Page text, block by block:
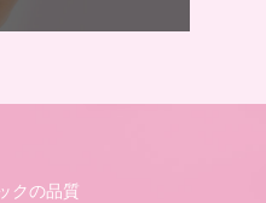
クの品質